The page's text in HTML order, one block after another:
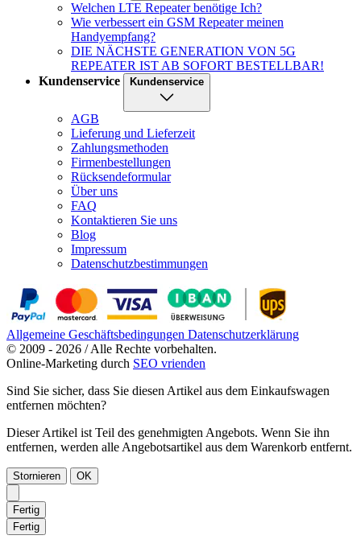
Welchen LTE Repeater benötige Ich?
Wie verbessert ein GSM Repeater meinen
Handyempfang?
DIE NÄCHSTE GENERATION VON 5G
REPEATER IST AB SOFORT BESTELLBAR!
Kundenservice
Kundenservice
AGB
Lieferung und Lieferzeit
Zahlungsmethoden
Firmenbestellungen
Rücksendeformular
Über uns
FAQ
Kontaktieren Sie uns
Blog
Impressum
Datenschutzbestimmungen
Allgemeine Geschäftsbedingungen Datenschutzerklärung
© 2009 - 2026 / Alle Rechte vorbehalten.
Online-Marketing durch SEO vrienden
Sind Sie sicher, dass Sie diesen Artikel aus dem Einkaufswagen
entfernen möchten?
Dieser Artikel ist Teil des genehmigten Angebots. Wenn Sie ihn
entfernen, werden alle Angebotsartikel aus dem Warenkorb entfernt.
Stornieren OK
Fertig
Fertig